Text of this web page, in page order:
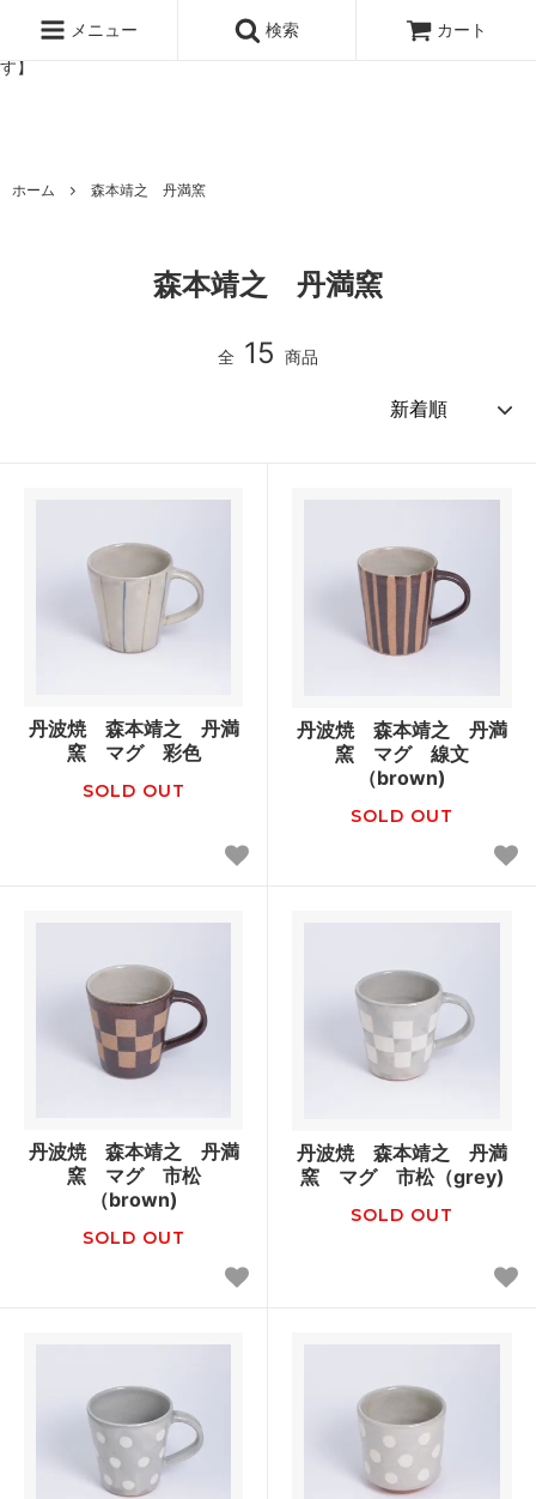
ッタのオンラインストア【アラビア,クイストゴーなどの北欧ヴィンテ
ージ食器,雅峰窯やソルテグラスジュエリーなどの作家の作品が並びま
す】
メニュー 検索 カート
ホーム 森本靖之 丹満窯
森本靖之 丹満窯
全 15 商品
丹波焼 森本靖之 丹満
窯 マグ 彩色
SOLD OUT
丹波焼 森本靖之 丹満
窯 マグ 線文
（brown)
SOLD OUT
丹波焼 森本靖之 丹満
窯 マグ 市松
（brown)
SOLD OUT
丹波焼 森本靖之 丹満
窯 マグ 市松（grey)
SOLD OUT